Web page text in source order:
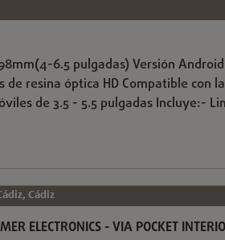
6.5 pulgadas) Versión Android
de resina óptica HD Compatible con
de 3.5 - 5.5 pulgadas Incluye:-
Cádiz
ELECTRONICS - VIA POCKET